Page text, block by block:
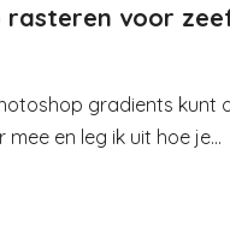
voor
gradients kunt
en leg ik uit hoe je...